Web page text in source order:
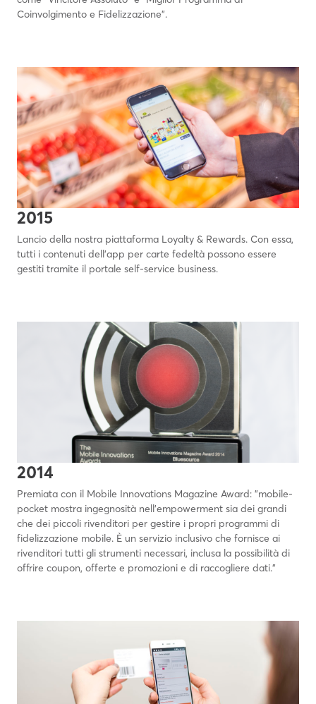
Coinvolgimento e Fidelizzazione".
2015
Lancio della nostra piattaforma Loyalty & Rewards. Con essa,
tutti i contenuti dell'app per carte fedeltà possono essere
gestiti tramite il portale self-service business.
2014
Premiata con il Mobile Innovations Magazine Award: "mobile-
pocket mostra ingegnosità nell'empowerment sia dei grandi
che dei piccoli rivenditori per gestire i propri programmi di
fidelizzazione mobile. È un servizio inclusivo che fornisce ai
rivenditori tutti gli strumenti necessari, inclusa la possibilità di
offrire coupon, offerte e promozioni e di raccogliere dati."